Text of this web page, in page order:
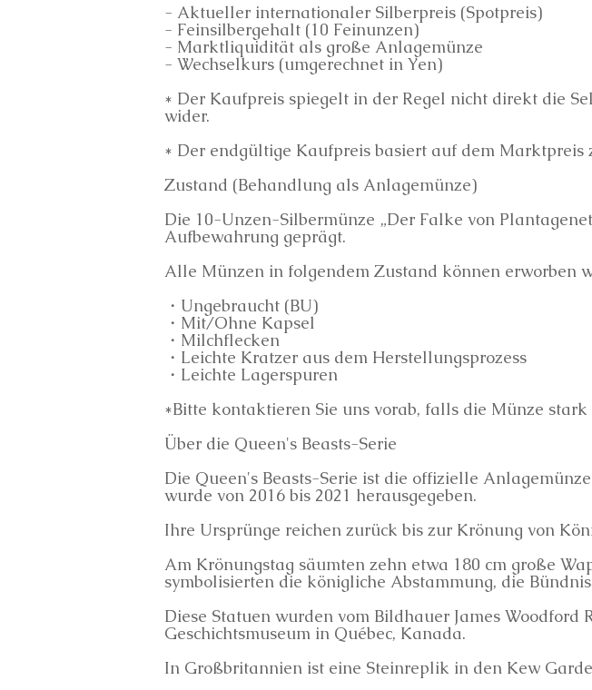
- Aktueller internationaler Silberpreis (Spotpreis)
- Feinsilbergehalt (10 Feinunzen)
- Marktliquidität als große Anlagemünze
- Wechselkurs (umgerechnet in Yen)
* Der Kaufpreis spiegelt in der Regel nicht direkt die
wider.
* Der endgültige Kaufpreis basiert auf dem Marktpreis
Zustand (Behandlung als Anlagemünze)
Die 10-Unzen-Silbermünze „Der Falke von
Aufbewahrung geprägt.
Alle Münzen in folgendem Zustand können erworben
・Ungebraucht (BU)
・Mit/Ohne Kapsel
・Milchflecken
・Leichte Kratzer aus dem Herstellungsprozess
・Leichte Lagerspuren
*Bitte kontaktieren Sie uns vorab, falls die Münze
Über die Queen's Beasts-Serie
Die Queen's Beasts-Serie ist die offizielle
wurde von 2016 bis 2021 herausgegeben.
Ihre Ursprünge reichen zurück bis zur Krönung von
Am Krönungstag säumten zehn etwa 180 cm große
symbolisierten die königliche Abstammung, die
Diese Statuen wurden vom Bildhauer James
Geschichtsmuseum in Québec, Kanada.
In Großbritannien ist eine Steinreplik in den Kew